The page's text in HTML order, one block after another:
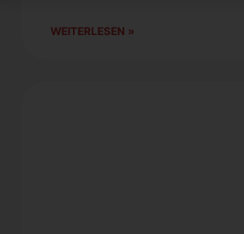
WEI­TER­LE­SEN »